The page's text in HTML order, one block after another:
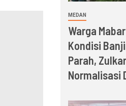
MEDAN
Warga
Kondisi
Parah,
Normalisasi